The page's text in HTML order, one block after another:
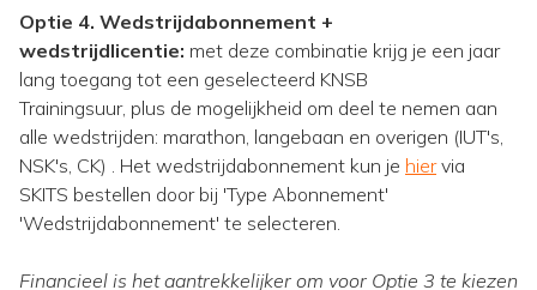
Optie 4. Wedstrijdabonnement +
wedstrijdlicentie: met deze combinatie krijg je een jaar
lang toegang tot een geselecteerd KNSB
Trainingsuur, plus de mogelijkheid om deel te nemen aan
alle wedstrijden: marathon, langebaan en overigen (IUT's,
NSK's, CK) . Het wedstrijdabonnement kun je hiervia
SKITS bestellen door bij 'Type Abonnement'
'Wedstrijdabonnement' te selecteren.
Financieel is het aantrekkelijker om voor Optie 3 te kiezen